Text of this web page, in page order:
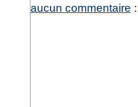
aucun commentaire